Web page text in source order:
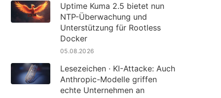
Uptime Kuma 2.5 bietet nun
NTP-Überwachung und
Unterstützung für Rootless
Docker
05.08.2026
Lesezeichen · KI-Attacke: Auch
Anthropic-Modelle griffen
echte Unternehmen an